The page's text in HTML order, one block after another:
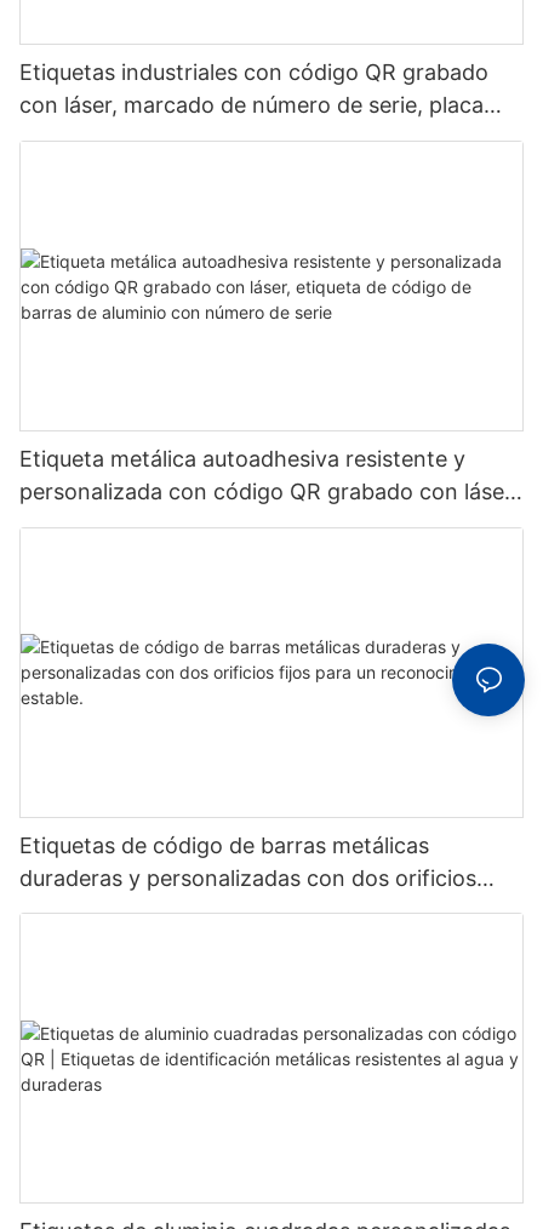
Etiquetas industriales con código QR grabado
con láser, marcado de número de serie, placa
metálica duradera y resistente al desgaste.
Etiqueta metálica autoadhesiva resistente y
personalizada con código QR grabado con láser,
etiqueta de código de barras de aluminio con
Etiquetas de código de barras metálicas
duraderas y personalizadas con dos orificios
fijos para un reconocimiento estable.